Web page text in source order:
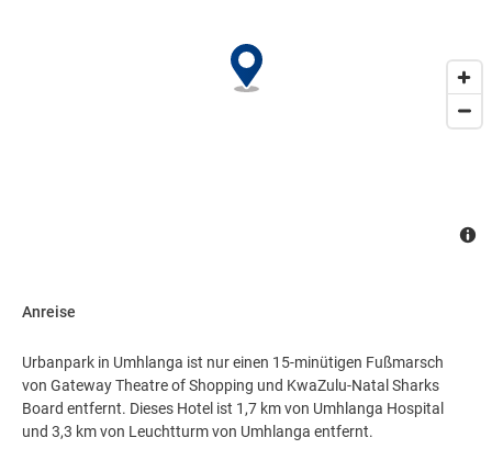
Anreise
Urbanpark in Umhlanga ist nur einen 15-minütigen Fußmarsch
von Gateway Theatre of Shopping und KwaZulu-Natal Sharks
Board entfernt. Dieses Hotel ist 1,7 km von Umhlanga Hospital
und 3,3 km von Leuchtturm von Umhlanga entfernt.